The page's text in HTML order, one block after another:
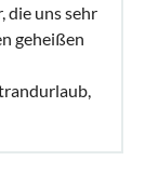
die uns sehr
geheißen